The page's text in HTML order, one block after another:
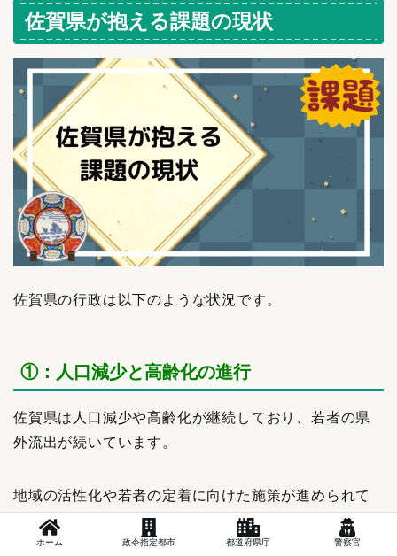
佐賀県が抱える課題の現状
佐賀県の行政は以下のような状況です。
①：人口減少と高齢化の進行
佐賀県は人口減少や高齢化が継続しており、若者の県
外流出が続いています。
地域の活性化や若者の定着に向けた施策が進められて
いますが、苦戦しており、出生率の回復や若者の就業
環境改善にはまだ課題が残っています。
ホーム 政令指定都市 都道府県庁 警察官